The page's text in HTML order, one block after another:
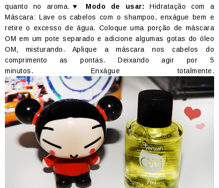
quanto no aroma. ♥ Modo de usar:
Hidratação com a
Máscara: Lave os cabelos com o shampoo, enxágue bem e
retire o excesso de água. Coloque uma porção de máscara
OM em um pote separado e adicione algumas gotas do óleo
OM, misturando. Aplique a máscara nos cabelos do
comprimento as pontas. Deixando agir por 5
minutos. Enxágue totalmente.